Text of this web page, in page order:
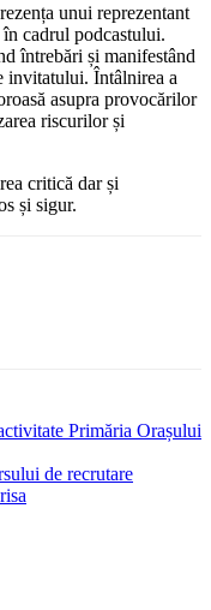
unui reprezentant
cadrul podcastului.
întrebări și manifestând
invitatului. Întâlnirea a
asupra provocărilor
riscurilor și
critică dar și
și sigur.
Primăria Orașului
de recrutare